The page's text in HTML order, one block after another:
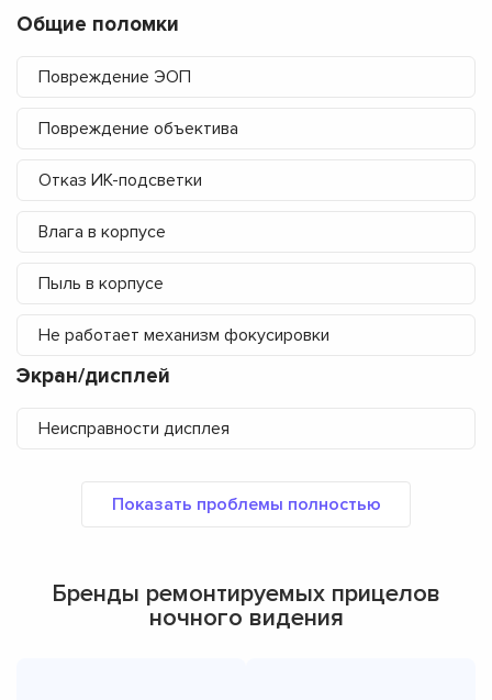
Общие поломки
Повреждение ЭОП
Повреждение объектива
Отказ ИК-подсветки
Влага в корпусе
Пыль в корпусе
Не работает механизм фокусировки
Экран/дисплей
Неисправности дисплея
Бренды ремонтируемых прицелов
ночного видения